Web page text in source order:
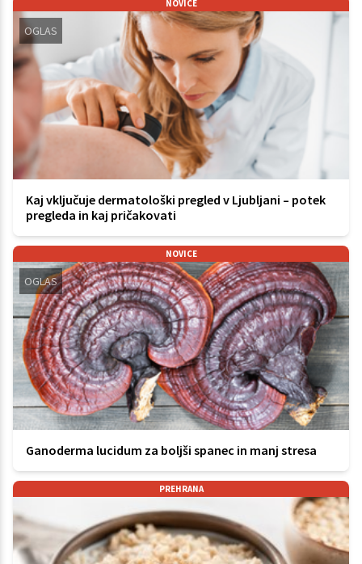
NOVICE
OGLAS
Kaj vključuje dermatološki pregled v Ljubljani – potek
pregleda in kaj pričakovati
NOVICE
OGLAS
Ganoderma lucidum za boljši spanec in manj stresa
PREHRANA